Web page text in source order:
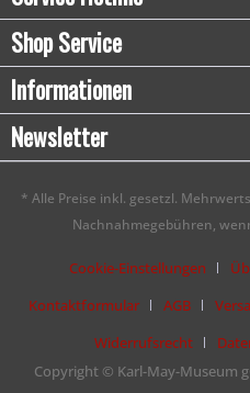
Shop Service
Informationen
Newsletter
* Alle Preise inkl. gesetzl.
Nachnahmegebühren,
Cookie-Einstellungen
Kontaktformular
AGB
Widerrufsrecht
Copyright © Karl-May-Museum